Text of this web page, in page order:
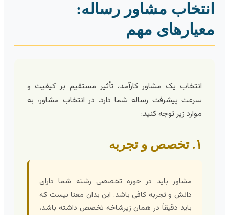
مشاور رساله:
مهم
انتخاب یک مشاور کارآمد، تأثیر مستقیم بر کیفیت و
سرعت پیشرفت رساله شما دارد. در انتخاب مشاور، به
موارد زیر توجه کنید:
مشاور باید در حوزه تخصصی رشته شما دارای
دانش و تجربه کافی باشد. این بدان معنا نیست که
باید دقیقاً در همان زیرشاخه تخصص داشته باشد،